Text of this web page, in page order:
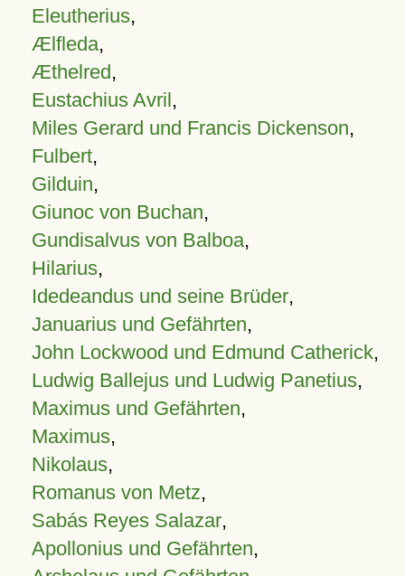
Eleutherius,
Ælfleda,
Æthelred,
Eustachius Avril,
Miles Gerard und Francis Dickenson,
Fulbert,
Gilduin,
Giunoc von Buchan,
Gundisalvus von Balboa,
Hilarius,
Idedeandus und seine Brüder,
Januarius und Gefährten,
John Lockwood und Edmund Catherick,
Ludwig Ballejus und Ludwig Panetius,
Maximus und Gefährten,
Maximus,
Nikolaus,
Romanus von Metz,
Sabás Reyes Salazar,
Apollonius und Gefährten,